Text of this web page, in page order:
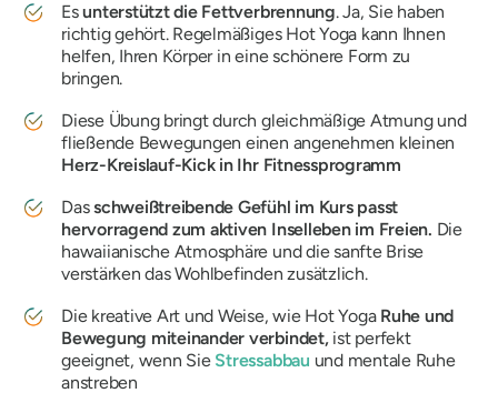
Esunterstützt die Fettverbrennung. Ja, Sie haben
richtig gehört. Regelmäßiges Hot Yoga kann Ihnen
helfen, Ihren Körper in eine schönere Form zu
bringen.
Diese Übung bringt durch gleichmäßige Atmung und
fließende Bewegungen einen angenehmen kleinen
Herz-Kreislauf-Kick in Ihr Fitnessprogramm
Dasschweißtreibende Gefühl im Kurs passt
hervorragend zum aktiven Inselleben im Freien. Die
hawaiianische Atmosphäre und die sanfte Brise
verstärken das Wohlbefinden zusätzlich.
Die kreative Art und Weise, wie Hot Yoga Ruhe und
Bewegung miteinander verbindet,ist perfekt
geeignet, wenn Sie Stressabbau und mentale Ruhe
anstreben